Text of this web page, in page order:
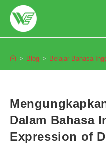
content
> Blog > Belajar Bahasa
Dalam Bahasa
Expression of